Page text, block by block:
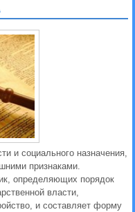
и социального назначения,
признаками.
определяющих порядок
власти,
и составляет форму